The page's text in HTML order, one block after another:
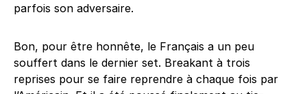
parfois son adversaire.
Bon, pour être honnête, le Français a un peu
souffert dans le dernier set. Breakant à trois
reprises pour se faire reprendre à chaque fois par